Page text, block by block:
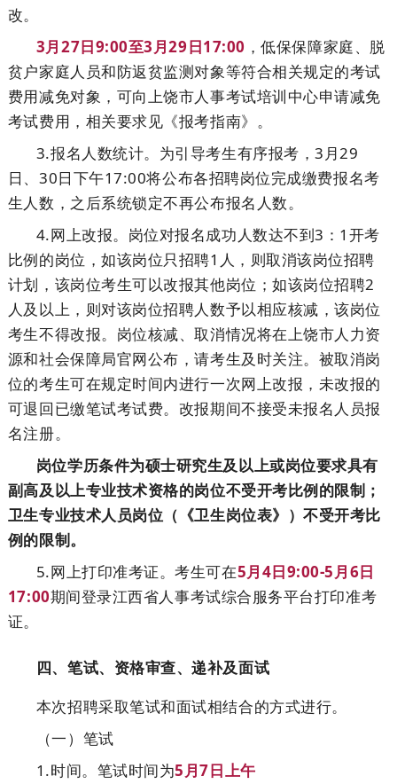
改。
3月27日9:00至3月29日17:00 ，低保保障家庭、脱
贫户家庭人员和防返贫监测对象等符合相关规定的考试
费用减免对象，可向上饶市人事考试培训中心申请减免
考试费用，相关要求见《报考指南》。
3.报名人数统计。为引导考生有序报考，3月29
日、30日下午17:00将公布各招聘岗位完成缴费报名考
生人数，之后系统锁定不再公布报名人数。
4.网上改报。岗位对报名成功人数达不到3：1开考
比例的岗位，如该岗位只招聘1人，则取消该岗位招聘
计划，该岗位考生可以改报其他岗位；如该岗位招聘2
人及以上，则对该岗位招聘人数予以相应核减，该岗位
考生不得改报。岗位核减、取消情况将在上饶市人力资
源和社会保障局官网公布，请考生及时关注。被取消岗
位的考生可在规定时间内进行一次网上改报，未改报的
可退回已缴笔试考试费。改报期间不接受未报名人员报
名注册。
岗位学历条件为硕士研究生及以上或岗位要求具有
副高及以上专业技术资格的岗位不受开考比例的限制；
卫生专业技术人员岗位（《卫生岗位表》）不受开考比
例的限制。
5.网上打印准考证。考生可在5月4日9:00-5月6日
17:00期间登录江西省人事考试综合服务平台打印准考
证。
四、笔试、资格审查、递补及面试
本次招聘采取笔试和面试相结合的方式进行。
（一）笔试
1.时间。笔试时间为5月7日上午